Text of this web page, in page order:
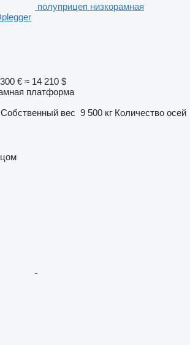
полуприцеп низкорамная
€ ≈ 14 210 $
платформа
Собственный вес 9 500 кг Количество осей